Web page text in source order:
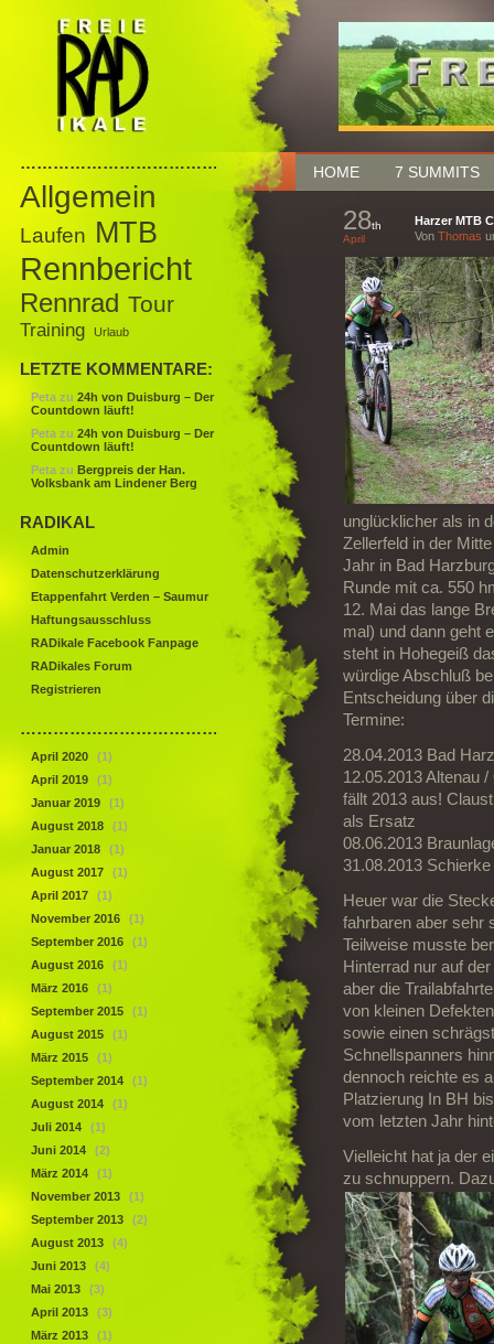
HOME 7 SUMMITS
28th
April
Harzer MTB
Von Thomas
unglücklicher als in
Zellerfeld in der
Jahr in Bad
Runde mit ca. 550
12. Mai das lange
mal) und dann geht
steht in Hohegeiß
würdige Abschluß
Entscheidung über
Termine:
28.04.2013 Bad
12.05.2013 Altenau
fällt 2013 aus!
als Ersatz
08.06.2013
31.08.2013
Heuer war die
fahrbaren aber sehr
Teilweise musste
Hinterrad nur auf
aber die
von kleinen
sowie einen
Schnellspanners
dennoch reichte es
Platzierung In BH
vom letzten Jahr
Vielleicht hat ja der
zu schnuppern.
……………………………………
Allgemein
Laufen MTB
Rennbericht
Rennrad Tour
Training Urlaub
LETZTE KOMMENTARE:
Peta zu 24h von Duisburg – Der
Countdown läuft!
Peta zu 24h von Duisburg – Der
Countdown läuft!
Peta zu Bergpreis der Han.
Volksbank am Lindener Berg
RADIKAL
Admin
Datenschutzerklärung
Etappenfahrt Verden – Saumur
Haftungsausschluss
RADikale Facebook Fanpage
RADikales Forum
Registrieren
……………………………………
April 2020
(1)
April 2019
(1)
Januar 2019
(1)
August 2018
(1)
Januar 2018
(1)
August 2017
(1)
April 2017
(1)
November 2016
(1)
September 2016
(1)
August 2016
(1)
März 2016
(1)
September 2015
(1)
August 2015
(1)
März 2015
(1)
September 2014
(1)
August 2014
(1)
Juli 2014
(1)
Juni 2014
(2)
März 2014
(1)
November 2013
(1)
September 2013
(2)
August 2013
(4)
Juni 2013
(4)
Mai 2013
(3)
April 2013
(3)
März 2013
(1)